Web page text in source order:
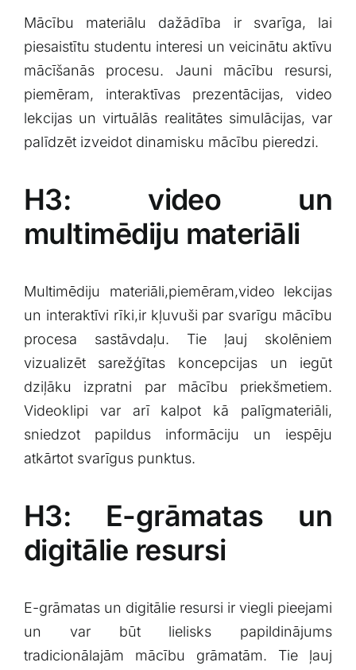
Mācību‍ materiālu dažādība ir‍ svarīga, lai
piesaistītu studentu‍ interesi un veicinātu aktīvu
mācīšanās procesu.‌ Jauni ⁣mācību resursi,
piemēram, interaktīvas prezentācijas, video
lekcijas un⁤ virtuālās realitātes simulācijas,⁢ var
palīdzēt izveidot ⁣dinamisku mācību pieredzi.
H3: video un​
multimēdiju materiāli
Multimēdiju materiāli,piemēram,video lekcijas
un interaktīvi rīki,ir ⁤kļuvuši par⁣ svarīgu mācību
procesa ⁣sastāvdaļu. ⁤Tie ļauj​ skolēniem
vizualizēt sarežģītas koncepcijas un iegūt
dziļāku izpratni par mācību priekšmetiem.
Videoklipi var ‍arī kalpot kā palīgmateriāli,
sniedzot papildus‍ informāciju ⁣un iespēju
atkārtot svarīgus punktus.
H3: ‍E-grāmatas un
digitālie ​resursi
E-grāmatas⁣ un ⁢digitālie resursi‍ ir viegli ⁤pieejami
un var ⁢būt lielisks papildinājums⁤
tradicionālajām mācību grāmatām. Tie ļauj⁢